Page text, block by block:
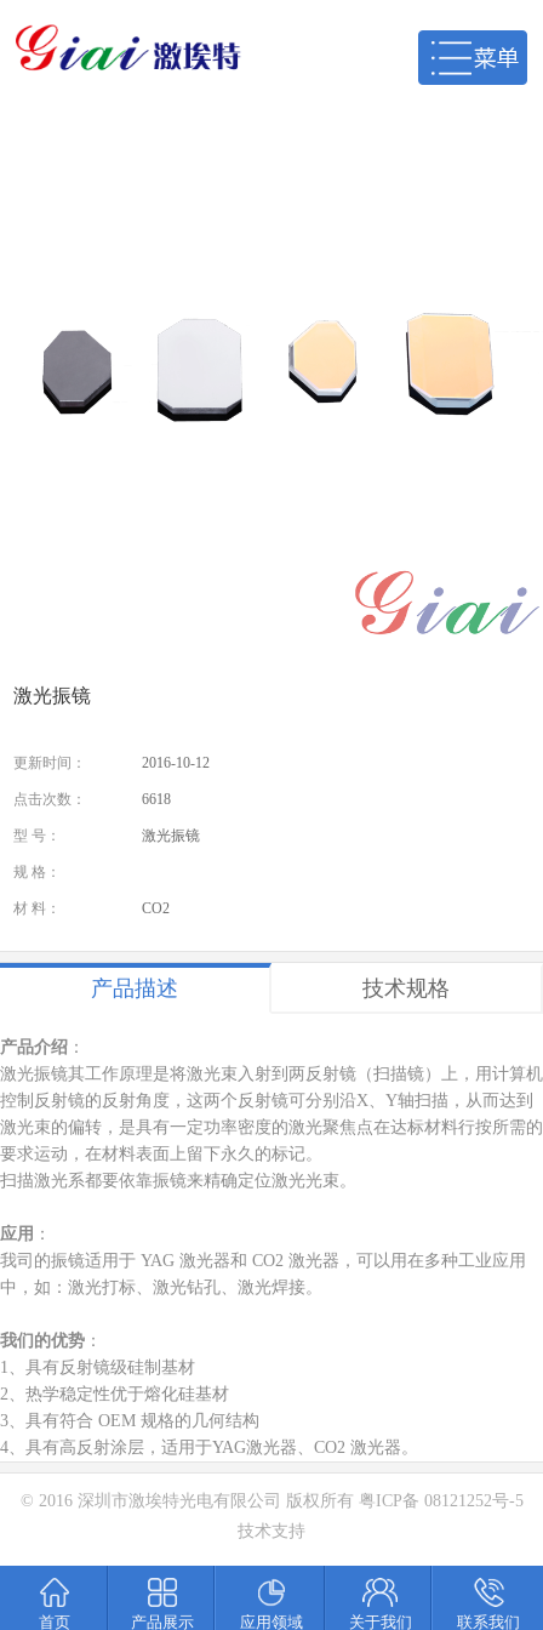
激光振镜
更新时间： 2016-10-12
点击次数： 6618
型 号： 激光振镜
规 格：
材 料： CO2
产品描述 技术规格
产品介绍 ：
激光振镜其工作原理是将激光束入射到两反射镜（扫描镜）上，用计算机
控制反射镜的反射角度，这两个反射镜可分别沿X、Y轴扫描，从而达到
激光束的偏转，是具有一定功率密度的激光聚焦点在达标材料行按所需的
要求运动，在材料表面上留下永久的标记。
扫描激光系都要依靠振镜来精确定位激光光束。
应用 ：
我司的振镜适用于 YAG 激光器和 CO2 激光器，可以用在多种工业应用
中，如：激光打标、激光钻孔、激光焊接。
我们的优势 ：
1、具有反射镜级硅制基材
2、热学稳定性优于熔化硅基材
3、具有符合 OEM 规格的几何结构
4、具有高反射涂层，适用于YAG激光器、CO2 激光器。
首页 产品展示 应用领域 关于我们 联系我们
© 2016 深圳市激埃特光电有限公司 版权所有 粤ICP备 08121252号-5
技术支持